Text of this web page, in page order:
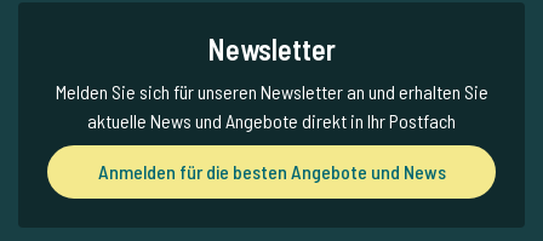
Newsletter
Melden Sie sich für unseren Newsletter an und erhalten Sie
aktuelle News und Angebote direkt in Ihr Postfach
Anmelden für die besten Angebote und News